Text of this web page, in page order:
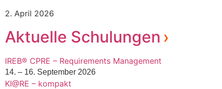
2. April 2026
Aktuelle Schulungen
IREB® CPRE – Requirements Management
14. – 16. September 2026
KI@RE – kompakt